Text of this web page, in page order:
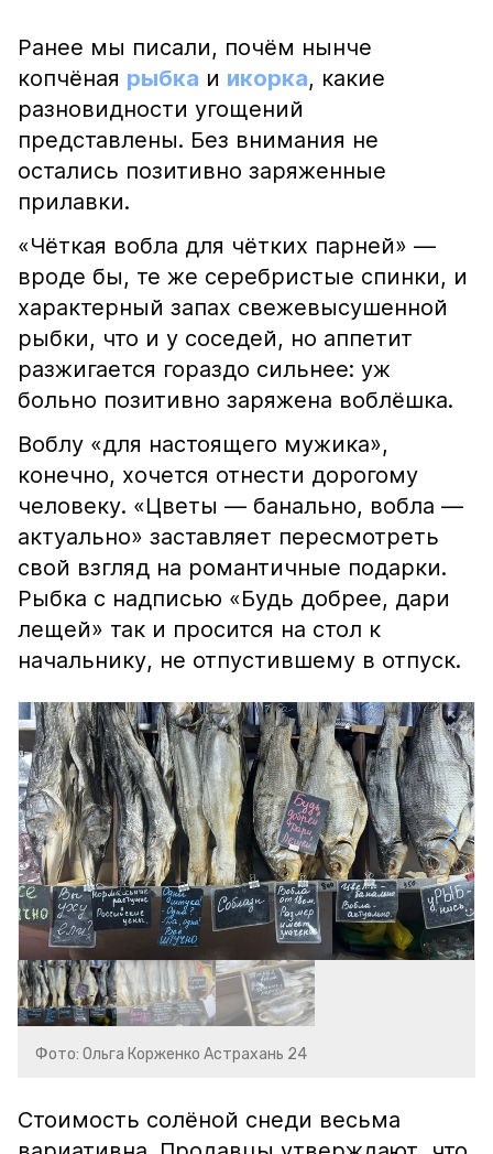
Ранее мы писали, почём нынче
копчёная рыбка и икорка, какие
разновидности угощений
представлены. Без внимания не
остались позитивно заряженные
прилавки.
«Чёткая вобла для чётких парней» —
вроде бы, те же серебристые спинки, и
характерный запах свежевысушенной
рыбки, что и у соседей, но аппетит
разжигается гораздо сильнее: уж
больно позитивно заряжена воблёшка.
Воблу «для настоящего мужика»,
конечно, хочется отнести дорогому
человеку. «Цветы — банально, вобла —
актуально» заставляет пересмотреть
свой взгляд на романтичные подарки.
Рыбка с надписью «Будь добрее, дари
лещей» так и просится на стол к
начальнику, не отпустившему в отпуск.
Фото: Ольга Корженко Астрахань 24
Стоимость солёной снеди весьма